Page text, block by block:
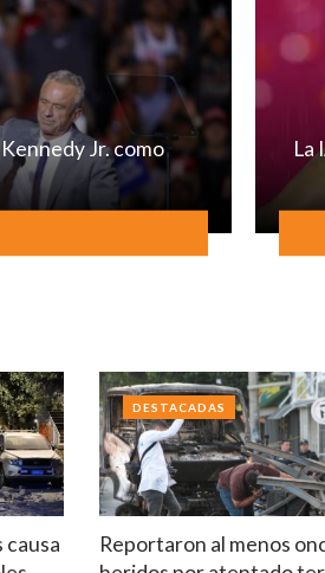
Jr. como
La
causa
Reportaron al menos
DESTACADAS